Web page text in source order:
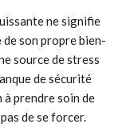
ne signifie
de son propre bien-
source de stress
de sécurité
prendre soin de
de se forcer.